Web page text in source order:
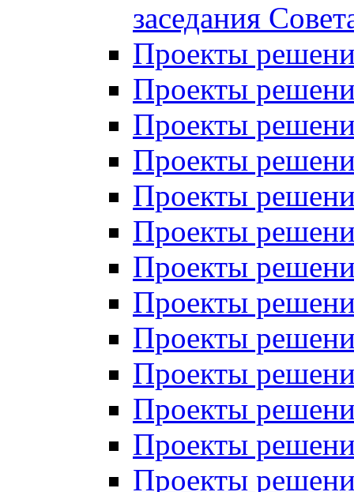
заседания
Проекты
Проекты
Проекты
Проекты
Проекты
Проекты
Проекты
Проекты
Проекты
Проекты
Проекты
Проекты
Проекты